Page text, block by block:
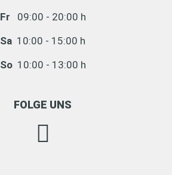
Fr 09:00 - 20:00 h
Sa 10:00 - 15:00 h
So10:00 - 13:00 h
FOLGE UNS
Instagram